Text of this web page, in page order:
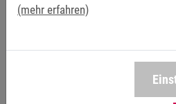
BEDIENUNG MIT
(mehr erfahren)